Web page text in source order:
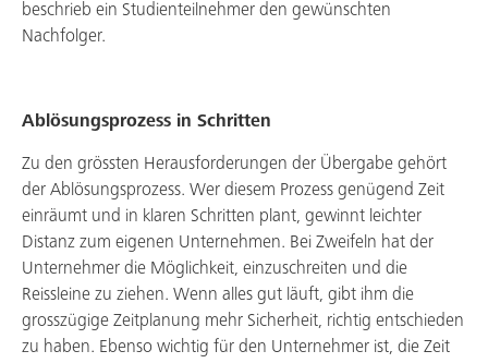
beschrieb ein Studienteilnehmer den gewünschten
Nachfolger.
Ablösungsprozess in Schritten
Zu den grössten Herausforderungen der Übergabe gehört
der Ablösungsprozess. Wer diesem Prozess genügend Zeit
einräumt und in klaren Schritten plant, gewinnt leichter
Distanz zum eigenen Unternehmen. Bei Zweifeln hat der
Unternehmer die Möglichkeit, einzuschreiten und die
Reissleine zu ziehen. Wenn alles gut läuft, gibt ihm die
grosszügige Zeitplanung mehr Sicherheit, richtig entschieden
zu haben. Ebenso wichtig für den Unternehmer ist, die Zeit